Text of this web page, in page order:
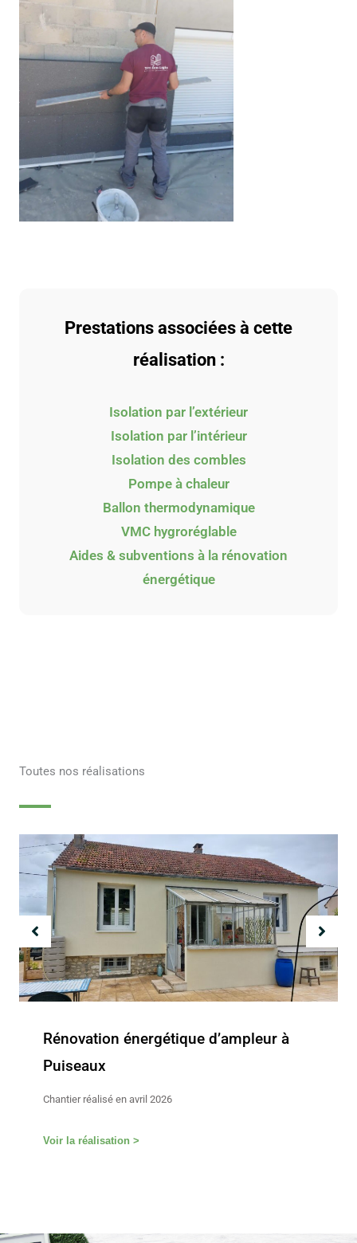
Prestations associées à cette
réalisation :
Isolation par l’extérieur
Isolation par l’intérieur
Isolation des combles
Pompe à chaleur
Ballon thermodynamique
VMC hygroréglable
Aides & subventions à la rénovation
énergétique
Toutes nos réalisations
Rénovation énergétique d’ampleur à
Château-Landon
Chantier réalisé en février 2026
Voir la réalisation >